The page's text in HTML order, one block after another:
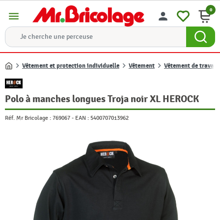
menu person 0
Accueil
Vêtement et protection individuelle Vêtement Vêtement de travail
Polo à manches longues Troja noir XL HEROCK
Réf. Mr Bricolage : 769067 - EAN : 5400707013962